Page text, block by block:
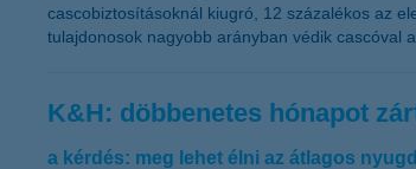
cascobiztosításoknál kiugró, 12 százalékos az
tulajdonosok nagyobb arányban védik cascóval
K&H: döbbenetes hónapot
a kérdés: meg lehet élni az átlagos